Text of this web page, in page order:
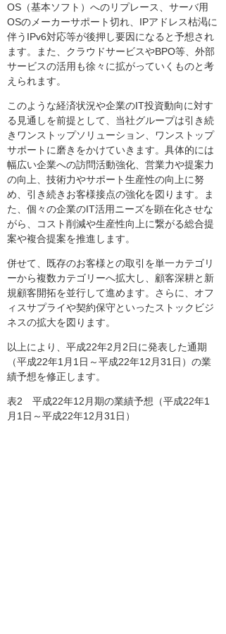
OS（基本ソフト）へのリプレース、サーバ用
OSのメーカーサポート切れ、IPアドレス枯渇に
伴うIPv6対応等が後押し要因になると予想され
ます。また、クラウドサービスやBPO等、外部
サービスの活用も徐々に拡がっていくものと考
えられます。
このような経済状況や企業のIT投資動向に対す
る見通しを前提として、当社グループは引き続
きワンストップソリューション、ワンストップ
サポートに磨きをかけていきます。具体的には
幅広い企業への訪問活動強化、営業力や提案力
の向上、技術力やサポート生産性の向上に努
め、引き続きお客様接点の強化を図ります。ま
た、個々の企業のIT活用ニーズを顕在化させな
がら、コスト削減や生産性向上に繋がる総合提
案や複合提案を推進します。
併せて、既存のお客様との取引を単一カテゴリ
ーから複数カテゴリーへ拡大し、顧客深耕と新
規顧客開拓を並行して進めます。さらに、オフ
ィスサプライや契約保守といったストックビジ
ネスの拡大を図ります。
以上により、平成22年2月2日に発表した通期
（平成22年1月1日～平成22年12月31日）の業
績予想を修正します。
表2 平成22年12月期の業績予想（平成22年1
月1日～平成22年12月31日）